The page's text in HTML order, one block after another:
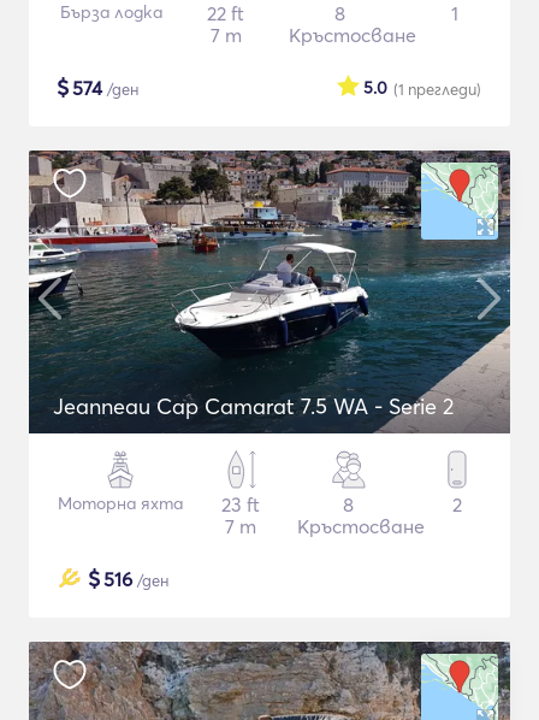
Бърза лодка
22 ft
7 m
8
Кръстосване
1
$574/ден (1 прегледи)
5.0
Jeanneau Cap Camarat 7.5 WA - Serie 2
Моторна яхта
23 ft
7 m
8
Кръстосване
2
$516 /ден